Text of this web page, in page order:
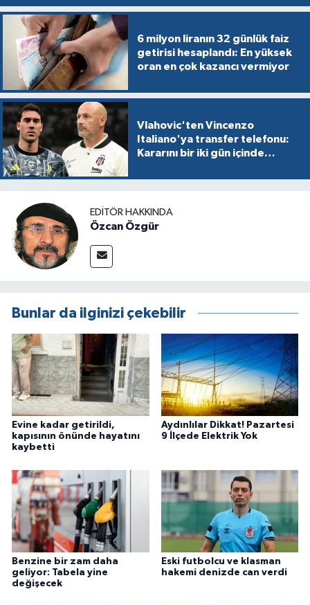
6 milyon liranın 32 günlük faiz
getirisi hesaplandı: En yüksek
oran en çok kazancı vermiyor
Vlahovic'ten Vincenzo
Italiano'ya transfer telefonu:
Kararını bir iki gün içinde
EDITÖR HAKKINDA
Özcan Özgür
Bunlar da ilginizi çekebilir
Evine kadar getirildi,
kapısının önünde hayatını
kaybetti
Aydınlılar Dikkat! Pazartesi
9 İlçede Elektrik Yok
Benzine bir zam daha
geliyor: Tabela yine
değişecek
Eski futbolcu ve klasman
hakemi denizde can verdi